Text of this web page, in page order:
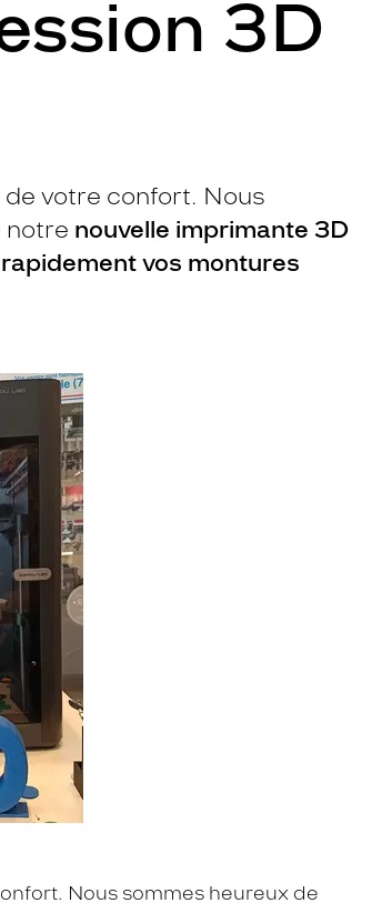
3D
de votre confort. Nous
notre nouvelle imprimante 3D
vos montures
Nous sommes heureux de